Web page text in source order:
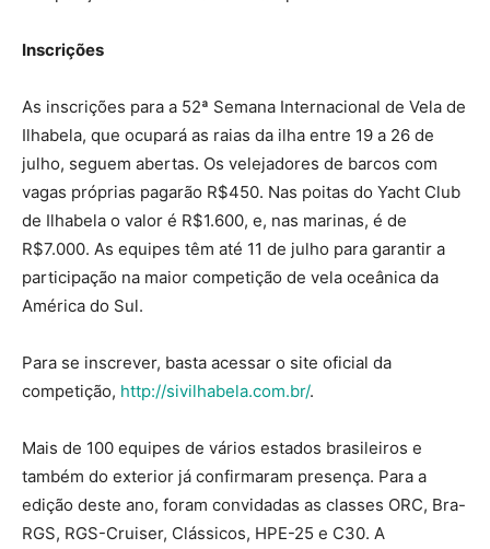
Inscrições
As inscrições para a 52ª Semana Internacional de Vela de
Ilhabela, que ocupará as raias da ilha entre 19 a 26 de
julho, seguem abertas. Os velejadores de barcos com
vagas próprias pagarão R$450. Nas poitas do Yacht Club
de Ilhabela o valor é R$1.600, e, nas marinas, é de
R$7.000. As equipes têm até 11 de julho para garantir a
participação na maior competição de vela oceânica da
América do Sul.
Para se inscrever, basta acessar o site oficial da
competição, http://sivilhabela.com.br/.
Mais de 100 equipes de vários estados brasileiros e
também do exterior já confirmaram presença. Para a
edição deste ano, foram convidadas as classes ORC, Bra-
RGS, RGS-Cruiser, Clássicos, HPE-25 e C30. A